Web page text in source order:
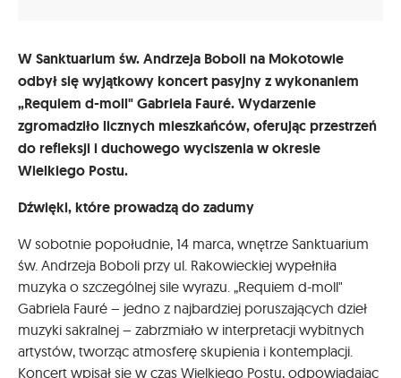
W Sanktuarium św. Andrzeja Boboli na Mokotowie
odbył się wyjątkowy koncert pasyjny z wykonaniem
„Requiem d-moll" Gabriela Fauré. Wydarzenie
zgromadziło licznych mieszkańców, oferując przestrzeń
do refleksji i duchowego wyciszenia w okresie
Wielkiego Postu.
Dźwięki, które prowadzą do zadumy
W sobotnie popołudnie, 14 marca, wnętrze Sanktuarium
św. Andrzeja Boboli przy ul. Rakowieckiej wypełniła
muzyka o szczególnej sile wyrazu. „Requiem d-moll"
Gabriela Fauré – jedno z najbardziej poruszających dzieł
muzyki sakralnej – zabrzmiało w interpretacji wybitnych
artystów, tworząc atmosferę skupienia i kontemplacji.
Koncert wpisał się w czas Wielkiego Postu, odpowiadając